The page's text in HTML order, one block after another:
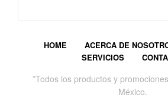
HOME ACERCA DE
SERVICIOS
*Todos los productos y
México.